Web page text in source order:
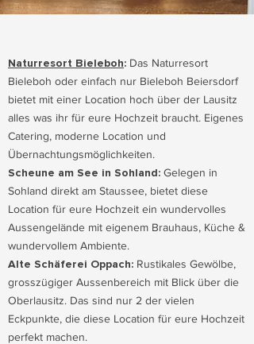
Naturresort Bieleboh: Das Naturresort
Bieleboh oder einfach nur Bieleboh Beiersdorf
bietet mit einer Location hoch über der Lausitz
alles was ihr für eure Hochzeit braucht. Eigenes
Catering, moderne Location und
Übernachtungsmöglichkeiten.
Scheune am See in Sohland: Gelegen in
Sohland direkt am Staussee, bietet diese
Location für eure Hochzeit ein wundervolles
Aussengelände mit eigenem Brauhaus, Küche &
wundervollem Ambiente.
Alte Schäferei Oppach: Rustikales Gewölbe,
grosszügiger Aussenbereich mit Blick über die
Oberlausitz. Das sind nur 2 der vielen
Eckpunkte, die diese Location für eure Hochzeit
perfekt machen.